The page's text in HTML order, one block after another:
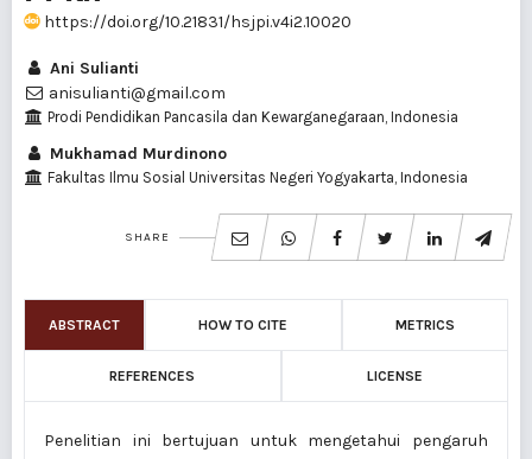
https://doi.org/10.21831/hsjpi.v4i2.10020
Ani Sulianti
anisulianti@gmail.com
Prodi Pendidikan Pancasila dan Kewarganegaraan, Indonesia
Mukhamad Murdinono
Fakultas Ilmu Sosial Universitas Negeri Yogyakarta, Indonesia
SHARE
ABSTRACT HOW TO CITE METRICS
REFERENCES LICENSE
Penelitian ini bertujuan untuk mengetahui pengaruh